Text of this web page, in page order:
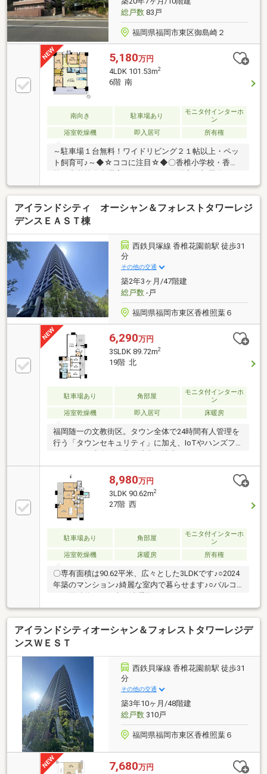
6分◇◆◇◆◇◇◆◇◆◇◇◆◇◆◇◇◆◇◆◇
総戸数83戸
福岡県福岡市東区御島崎２
5,180万円
4LDK 101.53m2
6階 南
南向き 駐車場あり
モニタ付インターホ
ン
浴室乾燥機
即入居可 所有権
～駐車場１台無料！ワイドリビング２１帖以上・ペッ
ト飼育可♪～◆☆ココに注目☆◆〇香椎小学校・香椎
ークインクローゼット付き〇浄水器・食洗器・浴室乾
燥機〇照明・レースカーテン付き◆☆新品リノベーシ
ョン施工☆◆○対面式システムキッチン、ユニットバ
ス○洗面化粧台、トイレ、クロス＆フローリング○建
は直接スタッフまで■※まきやま（０９０－９４９６－
７９５５）※１０時～１７時（水曜日）
アイランドシティ オーシャン＆フォレストタワーレジ
デンスＥＡＳＴ棟
西鉄貝塚線 香椎花園前駅 徒歩31
分
その他の交通
築2年3ヶ月/47階建
総戸数-戸
福岡県福岡市東区香椎照葉６
6,290万円
3SLDK 89.72m2
19階 北
駐車場あり 角部屋
モニタ付インターホ
ン
浴室乾燥機
即入居可 床暖房
福岡随一の文教街区。タウン全体で24時間有人管理を
行う「タウンセキュリティ」に加え、IoTやハンズフ
マビューを楽しめるラウンジや、素晴らしい眺望のゲ
ストルーム、フィットネスジム、バーベキュースペー
スなど共用施設は圧巻の充実度。居住空間は豊富な採
光面がタワーならではの眺望を切り取る、光と絶景を
存分に愉しむ至高のリビングです。利便性と安らぎが
共存する環境で、家族の時間を豊かに育みます。
8,980万円
3LDK 90.62m2
27階 西
駐車場あり 角部屋
モニタ付インターホ
ン
浴室乾燥機
床暖房 所有権
〇専有面積は90.62平米、広々とした3LDKです♪○2024
年築のマンション♪綺麗な室内で暮らせます♪○バルコ
ど、多用途でご活用いただけます♪○約19.3帖のリビン
グ・ダイニング、約3.5帖のキッチンでご家族が寄り添
う時間をより快適にします♪○新しくペットを育てたい
方、ペットと一緒にご引っ越しをしたい方に最適なペ
車場利用可能です♪○照葉はばたき小学校まで約600
ｍ、照葉中学校まで約200mと子育てしやすい環境が整
っています♪〇広々としたラウンジ・内廊下設計のホ
テルライクな仕様♪
アイランドシティオーシャン＆フォレストタワーレジデ
ンスＷＥＳＴ
西鉄貝塚線 香椎花園前駅 徒歩31
分
その他の交通
築3年10ヶ月/48階建
総戸数310戸
福岡県福岡市東区香椎照葉６
7,680万円